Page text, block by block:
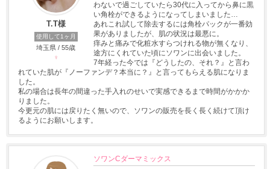
T.T様
使用して1ヶ月
埼玉県 / 55歳
♀
わないで過ごしていたら30代に入ってから鼻に黒
い角栓ができるようになってしまいました…
あれこれ試して除去するには角栓パックが一番効
果がありましたが、肌の状況は最悪に。
痒みと痛みで化粧水すらつけれる物が無くなり、
途方にくれていた頃にソワンに出会いました。
7年経った今では『どうしたの、それ？』と言わ
れていた肌が『ノーファンデ？本当に？』と言ってもらえる肌になりま
した。
私の場合は長年の間違った手入れのせいで実感できるまで時間がかかか
りました。
今更元の肌には戻りたく無いので、ソワンの販売を長く長く続けて頂け
るようにお願いします。
ソワンCダーマミックス